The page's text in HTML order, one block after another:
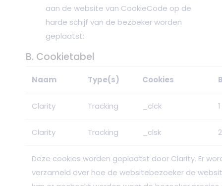
aan de website van CookieCode op de
harde schijf van de bezoeker worden
geplaatst:
B. Cookietabel
Naam Type(s) Cookies
Clarity Tracking _clck
Clarity Tracking _clsk
Deze cookies worden geplaatst door Clarity. Er
verzameld over hoe de websitebezoeker de